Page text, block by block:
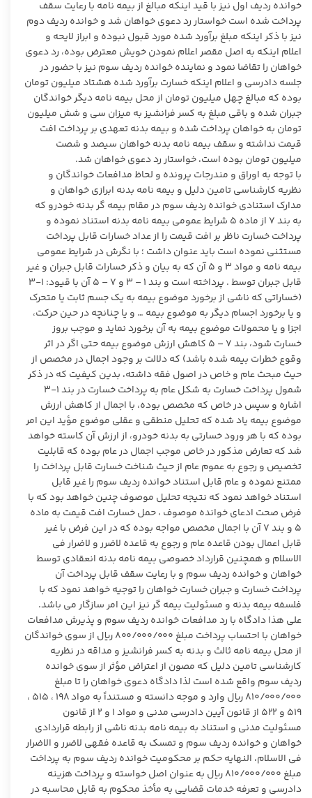
خوانده ردیف اول نیز با قید اینکه مبالغ از بیمه نامه با رعایت سقف
پرداخت شده است خواستار رد دعوی خواهان شد و خوانده ردیف دوم
نیز با ذکر اینکه مبلغ برآورد شده مورد قبول نبوده و ابراز لایحه و
اعلام اینکه به اصل مقصر اعلام نمودن خویش معترض بوده، رد دعوی
خواهان را تقاضا نمود و نماینده خوانده ردیف سوم نیز با حضور در
جلسه دادرسی و اعلام اینکه خسارت برآورد شده هشتاد میلیون تومان
بوده که مبالغ چهل میلیون تومان از محل بیمه نامه دیگر خواندگان
جبران شده و باقی مبلغ به کسر فرانشیز به میزان سی و شش میلیون
تومان به خواهان پرداخت شده و بیمه بدنه تعهدی بر پرداخت افت
قیمت نداشته و سقف بیمه نامه بدنه خواهان سیصد و شصت
میلیون تومان بوده است، خواستار رد دعوی خواهان شد.
با توجه به اوراق و مندرجات پرونده و لحاظ مدافعات خواندگان و
نظریه کارشناسی تامین دلیل و بیمه نامه بدنه ابرازی خواهان و
مدارک استنادی خوانده ردیف سوم در مقام بیمه گر بدنه خودرو که
به بند ۷ از ماده ۵ شرایط عمومی بیمه نامه بدنه استناد نموده و
پرداخت خسارت ناظر بر افت قیمت را از عداد خسارات قابل پرداخت
مستثنی نموده است باید عنوان داشت ؛ با نگرش در شرایط عمومی
بیمه نامه و مواد ۳ و ۵ آن که به بیان و ذکر خسارات قابل جبران و غیر
قابل جبران توسط . پرداخته است و بند ۱ – ۳ و ۷ – ۵ آن با قیود: ۱-۳
(خساراتی که ناشی از برخورد موضوع بیمه به یک جسم ثابت یا متحرک
و یا برخورد اجسام دیگر به موضوع بیمه … و یا چنانچه در حین حرکت،
اجزا و یا محمولات موضوع بیمه به آن برخورد نماید و موجب بروز
خسارت شود، بند ۷ – ۵ کاهش ارزش موضوع بیمه حتی اگر در اثر
وقوع خطرات بیمه شده باشد) که دلالت بر وجود اجمال در مخصص از
حیث مبحث عام و خاص در اصول فقه داشته، بدین کیفیت که در ذکر
شمول پرداخت خسارت به شکل عام به پرداخت خسارت در بند ۱-۳
اشاره و سپس در خاص که مخصص بوده، با اجمال از کاهش ارزش
موضوع بیمه یاد شده که تحلیل منطقی و عقلی موضوع مؤید این امر
بوده که با هر ورود خسارتی به بدنه خودرو، از ارزش آن کاسته خواهد
شد که تعارض مذکور در خاص موجب اجمال در عام بوده که قابلیت
تخصیص و رجوع به عموم عام از حیث شناخت خسارت قابل پرداخت را
ممتنع نموده و عام قابل استناد خوانده ردیف سوم را غیر قابل
استناد خواهد نمود که نتیجه تحلیل موصوف چنین خواهد بود که با
فرض صحت ادعای خوانده موصوف ، حمل خسارت افت قیمت به ماده
۵ و بند ۷ آن با اجمال مخصص مواجه بوده که در این فرض با غیر
قابل اعمال بودن قاعده عام و رجوع به قاعده لاضرر و لاضرار فی
الاسلام و همچنین قرارداد خصوصی بیمه نامه بدنه انعقادی توسط
خواهان و خوانده ردیف سوم و با رعایت سقف قابل پرداخت آن
پرداخت خسارت و جبران خسارت خواهان را توجیه خواهد نمود که با
فلسفه بیمه بدنه و مسئولیت بیمه گر نیز این امر سازگار می باشد.
علی هذا دادگاه با رد مدافعات خوانده ردیف سوم و پذیرش مدافعات
خواهان با احتساب پرداخت مبلغ ۸۰۰/۰۰۰/۰۰۰ ریال از سوی خواندگان
از محل بیمه نامه ثالث و بدنه به کسر فرانشیز و مداقه در نظریه
کارشناسی تامین دلیل که مصون از اعتراض مؤثر از سوی خوانده
ردیف سوم واقع شده است لذا دادگاه دعوی خواهان را تا مبلغ
۸۱۰/۰۰۰/۰۰۰ ریال وارد و موجه دانسته و مستنداً به مواد ۱۹۸ ، ۵۱۵ ،
۵۱۹ و ۵۲۲ از قانون آیین دادرسی مدنی و مواد ۱ و ۲ از قانون
مسئولیت مدنی و استناد به بیمه نامه بدنه ناشی از رابطه قراردادی
خواهان و خوانده ردیف سوم و تمسک به قاعده فقهی لاضرر و الاضرار
فی الاسلام، النهایه حکم بر محکومیت خوانده ردیف سوم به پرداخت
مبلغ ۸۱۰/۰۰۰/۰۰۰ ریال به عنوان اصل خواسته و پرداخت هزینه
دادرسی و تعرفه خدمات قضایی به مأخذ محکوم به قابل محاسبه در